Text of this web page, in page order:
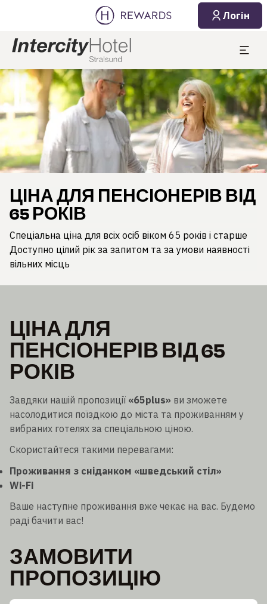
Логін
Слайд 1 з 1
ЦІНА ДЛЯ ПЕНСІОНЕРІВ ВІД
65 РОКІВ
Спеціальна ціна для всіх осіб віком 65 років і старше
Доступно цілий рік за запитом та за умови наявності
вільних місць
ЦІНА ДЛЯ
ПЕНСІОНЕРІВ ВІД 65
РОКІВ
Завдяки нашій пропозиції «65plus» ви зможете
насолодитися поїздкою до міста та проживанням у
вибраних готелях за спеціальною ціною.
Скористайтеся такими перевагами:
Проживання з сніданком «шведський стіл»
Wi-Fi
Ваше наступне проживання вже чекає на вас. Будемо
раді бачити вас!
ЗАМОВИТИ
ПРОПОЗИЦІЮ